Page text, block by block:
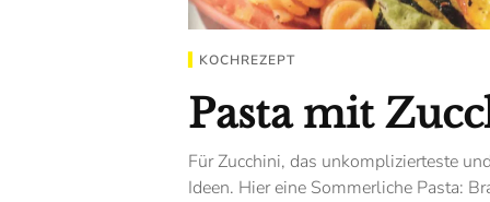
KOCHREZEPT
Pasta mit
Für Zucchini, das unkomplizierteste
Ideen. Hier eine Sommerliche Pasta: